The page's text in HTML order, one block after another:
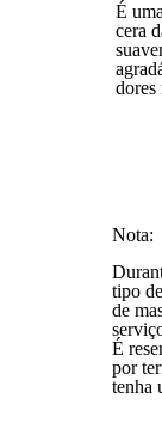
É
cera
dores
Nota:
tipo
de
É
por
tenha